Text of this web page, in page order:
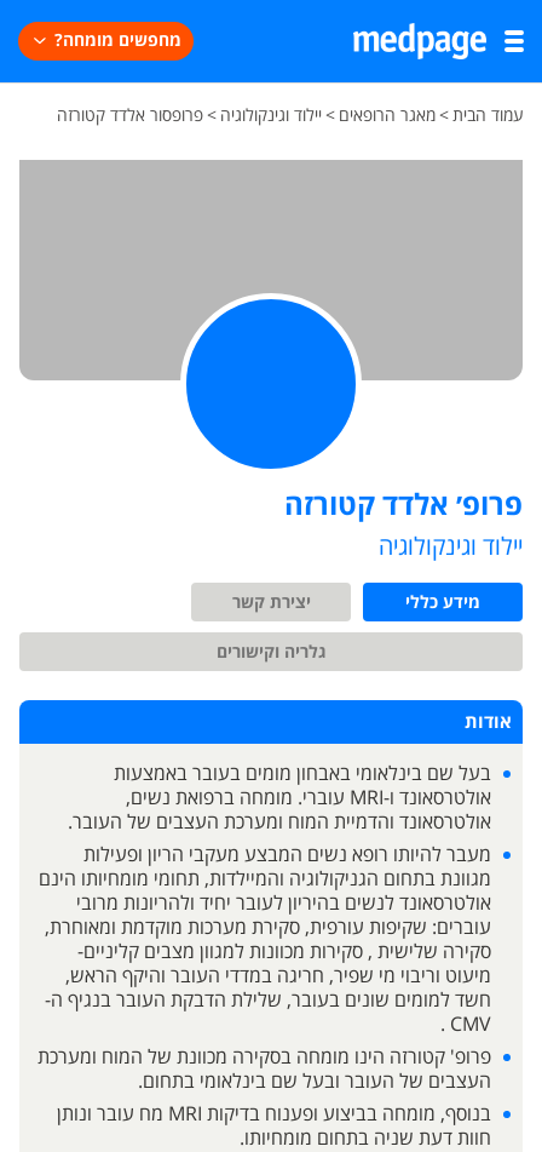
מחפשים מומחה?
עמוד הבית>מאגר הרופאים >יילוד וגינקולוגיה >פרופסור אלדד קטורזה
פרופ׳ אלדד קטורזה
יילוד וגינקולוגיה
מידע כללי יצירת קשר
גלריה וקישורים
אודות
בעל שם בינלאומי באבחון מומים בעובר באמצעות
אולטרסאונד ו-MRI עוברי. מומחה ברפואת נשים,
אולטרסאונד והדמיית המוח ומערכת העצבים של העובר.
מעבר להיותו רופא נשים המבצע מעקבי הריון ופעילות
מגוונת בתחום הגניקולוגיה והמיילדות, תחומי מומחיותו הינם
אולטרסאונד לנשים בהיריון לעובר יחיד ולהריונות מרובי
עוברים: שקיפות עורפית, סקירת מערכות מוקדמת ומאוחרת,
סקירה שלישית , סקירות מכוונות למגוון מצבים קליניים-
מיעוט וריבוי מי שפיר, חריגה במדדי העובר והיקף הראש,
חשד למומים שונים בעובר, שלילת הדבקת העובר בנגיף ה-
CMV .
פרופ' קטורזה הינו מומחה בסקירה מכוונת של המוח ומערכת
העצבים של העובר ובעל שם בינלאומי בתחום.
בנוסף, מומחה בביצוע ופענוח בדיקות MRI מח עובר ונותן
חוות דעת שניה בתחום מומחיותו.